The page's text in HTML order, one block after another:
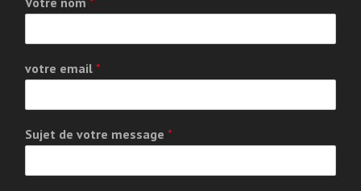
votre email *
Sujet de votre message *